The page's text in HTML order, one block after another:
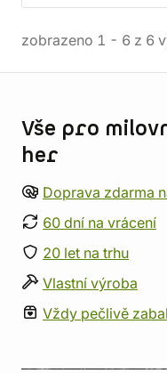
zobrazeno 1 - 6 z 6
Vše pro
her
Doprava zdarma
60 dní na vrácení
20 let na trhu
Vlastní výroba
Vždy pečlivě